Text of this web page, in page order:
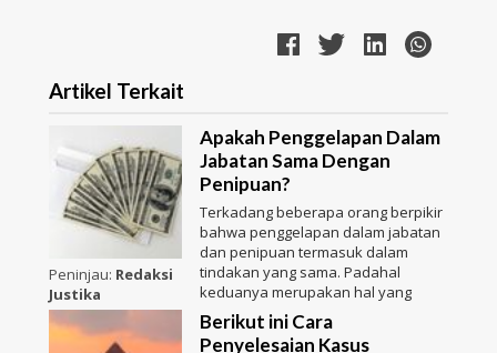
Artikel Terkait
Peninjau: Redaksi
Justika
Apakah Penggelapan Dalam
Jabatan Sama Dengan
Penipuan?
Terkadang beberapa orang berpikir
bahwa penggelapan dalam jabatan
dan penipuan termasuk dalam
tindakan yang sama. Padahal
keduanya merupakan hal yang
Berikut ini Cara
Penyelesaian Kasus